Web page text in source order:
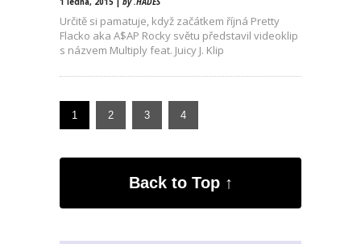
Určitě si pamatuje, když začátkem říjná Pretty
Flacko aka A$AP Rocky světu představil videoklip
s názvem Multiply feat. Juicy J. Klip
1 2 3 4
Back to Top ↑